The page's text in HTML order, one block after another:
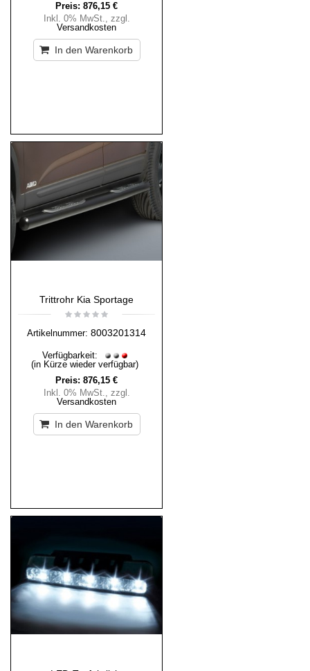
Preis: 876,15 €
Inkl. 0% MwSt., zzgl.
Versandkosten
In den Warenkorb
Trittrohr Kia Sportage
Artikelnummer: 8003201314
Verfügbarkeit:
(in Kürze wieder verfügbar)
Preis: 876,15 €
Inkl. 0% MwSt., zzgl.
Versandkosten
In den Warenkorb